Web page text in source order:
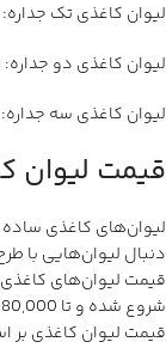
لیوان کاغذی تک جداره: حدوداً بین
لیوان کاغذی دو جداره: حدوداً بین
لیوان کاغذی سه جداره: حدوداً بین
قیمت لیوان
لیوان‌های کاغذی ساده
دنبال لیوان‌هایی با
شروع شده و تا 80,000 تومان یا بیشتر نیز برسد.
قیمت لیوان کاغذی بر